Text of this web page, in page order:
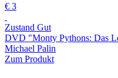
€ 3
Zustand Gut
DVD "Monty Pythons: Das
Michael Palin
Zum Produkt